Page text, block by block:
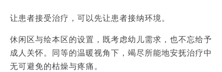
让患者接受治疗，可以先让患者接纳环境。
休闲区与绘本区的设置，既考虑幼儿需求，也不忘给予
成人关怀。同等的温暖视角下，竭尽所能地安抚治疗中
无可避免的枯燥与疼痛。